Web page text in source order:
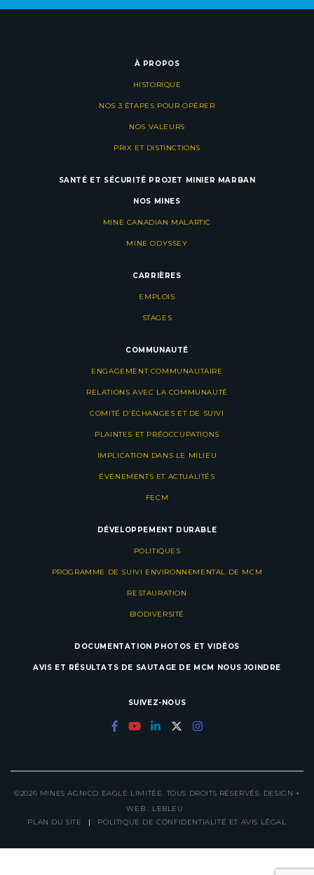
À PROPOS
HISTORIQUE
NOS 3 ÉTAPES POUR OPÉRER
NOS VALEURS
PRIX ET DISTINCTIONS
SANTÉ ET SÉCURITÉ PROJET MINIER MARBAN
NOS MINES
MINE CANADIAN MALARTIC
MINE ODYSSEY
CARRIÈRES
EMPLOIS
STAGES
COMMUNAUTÉ
ENGAGEMENT COMMUNAUTAIRE
RELATIONS AVEC LA COMMUNAUTÉ
COMITÉ D’ÉCHANGES ET DE SUIVI
PLAINTES ET PRÉOCCUPATIONS
IMPLICATION DANS LE MILIEU
ÉVÉNEMENTS ET ACTUALITÉS
FECM
DÉVELOPPEMENT DURABLE
POLITIQUES
PROGRAMME DE SUIVI ENVIRONNEMENTAL DE MCM
RESTAURATION
BIODIVERSITÉ
DOCUMENTATION PHOTOS ET VIDÉOS
AVIS ET RÉSULTATS DE SAUTAGE DE MCM NOUS JOINDRE
SUIVEZ-NOUS
©2026 MINES AGNICO EAGLE LIMITÉE. TOUS DROITS RÉSERVÉS. DESIGN +
WEB : LEBLEU
PLAN DU SITE
| POLITIQUE DE CONFIDENTIALITÉ ET AVIS LÉGAL